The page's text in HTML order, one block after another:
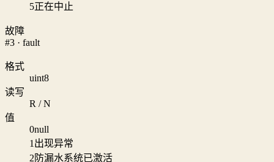
5正在中止
故障
#3 · fault
格式
uint8
读写
R / N
值
0null
1 出现异常
2 防漏水系统已激活